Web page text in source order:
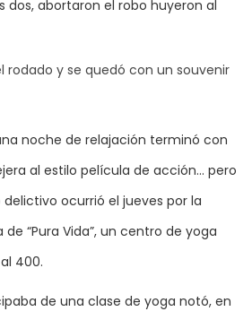
dos, abortaron el robo huyeron al
rodado y se quedó con un souvenir
noche de relajación terminó con
al estilo película de acción… pero
delictivo ocurrió el jueves por la
“Pura Vida”, un centro de yoga
400.
de una clase de yoga notó, en